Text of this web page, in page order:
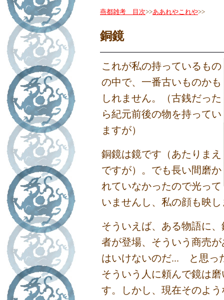
燕都雑考 目次>>ああれやこれや>>
銅鏡
これが私の持っているもの
の中で、一番古いものかも
しれません。（古銭だった
ら紀元前後の物を持ってい
ますが）
銅鏡は鏡です（あたりまえ
ですが）。でも長い間磨か
れていなかったので光って
いませんし、私の顔も映
そういえば、ある物語に
者が登場、そういう商売
はいけないのだ... と思っ
そういう人に頼んで鏡は
す。しかし、現在そのよ